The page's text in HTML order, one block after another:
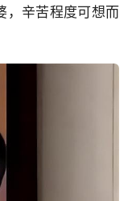
，辛苦程度可想而